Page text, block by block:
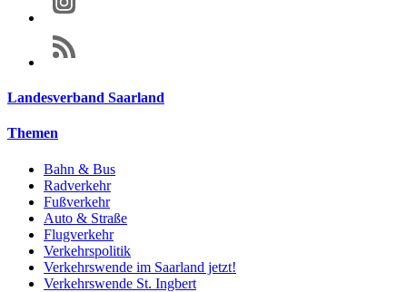
Landesverband Saarland
Themen
Bahn & Bus
Radverkehr
Fußverkehr
Auto & Straße
Flugverkehr
Verkehrspolitik
Verkehrswende im Saarland jetzt!
Verkehrswende St. Ingbert